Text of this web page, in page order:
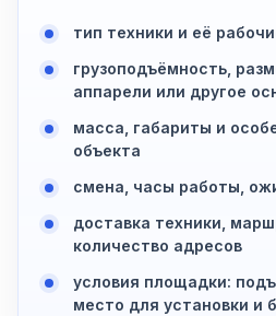
тип техники и её
грузоподъёмность,
аппарели или другое
масса, габариты и
объекта
смена, часы работы,
доставка техники,
количество адресов
условия площадки:
место для установки и